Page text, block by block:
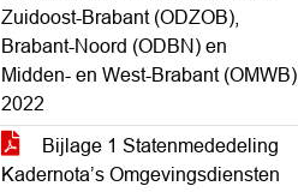
Zuidoost-Brabant (ODZOB),
Brabant-Noord (ODBN) en
Midden- en West-Brabant (OMWB)
2022
Bijlage 1 Statenmededeling
Kadernota’s Omgevingsdiensten